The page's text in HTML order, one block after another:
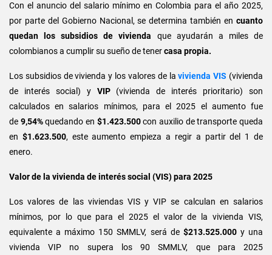
Con el anuncio del salario mínimo en Colombia para el año 2025,
por parte del Gobierno Nacional, se determina también en cuanto
quedan los subsidios de vivienda que ayudarán a miles de
colombianos a cumplir su sueño de tenercasa propia.
Los subsidios de vivienda y los valores de lavivienda VIS (vivienda
de interés social) y VIP(vivienda de interés prioritario) son
calculados en salarios mínimos, para el 2025 el aumento fue
de 9,54%quedando en $1.423.500con auxilio de transporte queda
en $1.623.500, este aumento empieza a regir a partir del 1 de
enero.
Valor de la vivienda de interés social (VIS) para 2025
Los valores de las viviendas VIS y VIP se calculan en salarios
mínimos, por lo que para el 2025 el valor de la vivienda VIS,
equivalente a máximo 150 SMMLV, será de $213.525.000y una
vivienda VIP no supera los 90 SMMLV, que para 2025